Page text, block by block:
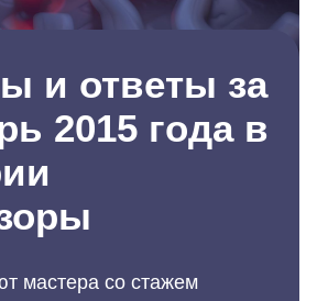
и ответы за
2015 года в
мастера со стажем